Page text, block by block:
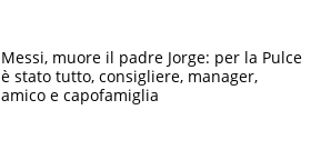
Messi, muore il padre Jorge: per la Pulce
è stato tutto, consigliere, manager,
amico e capofamiglia